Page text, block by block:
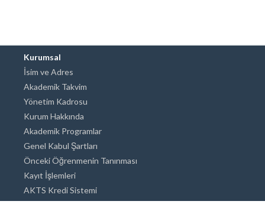
Kurumsal
İsim ve Adres
Akademik Takvim
Yönetim Kadrosu
Kurum Hakkında
Akademik Programlar
Genel Kabul Şartları
Önceki Öğrenmenin Tanınması
Kayıt İşlemleri
AKTS Kredi Sistemi